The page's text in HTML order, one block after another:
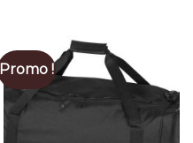
Promo !